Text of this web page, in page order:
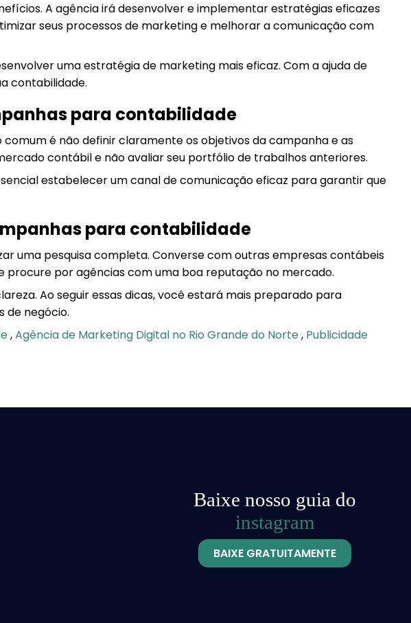
A agência irá desenvolver e implementar estratégias eficazes
seus processos de marketing e melhorar a comunicação com
uma estratégia de marketing mais eficaz. Com a ajuda de
contabilidade.
para contabilidade
é não definir claramente os objetivos da campanha e as
contábil e não avaliar seu portfólio de trabalhos anteriores.
estabelecer um canal de comunicação eficaz para garantir que
para contabilidade
uma pesquisa completa. Converse com outras empresas contábeis
procure por agências com uma boa reputação no mercado.
Ao seguir essas dicas, você estará mais preparado para
de negócio.
,Agência de Marketing Digital no Rio Grande do Norte, Publicidade
Baixe nosso guia do
instagram
BAIXE GRATUITAMENTE